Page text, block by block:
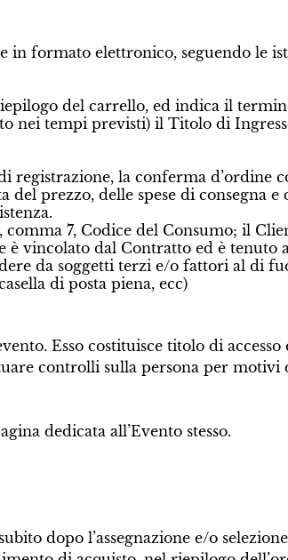
in formato elettronico, seguendo le
del carrello, ed indica il
nei tempi previsti) il Titolo di
registrazione, la conferma d’ordine
del prezzo, delle spese di consegna e
7, Codice del Consumo; il
è vincolato dal Contratto ed è tenuto
da soggetti terzi e/o fattori al di
di posta piena, ecc)
Esso costituisce titolo di accesso
controlli sulla persona per motivi
dedicata all’Evento stesso.
dopo l’assegnazione e/o